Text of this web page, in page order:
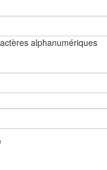
alphanumériques